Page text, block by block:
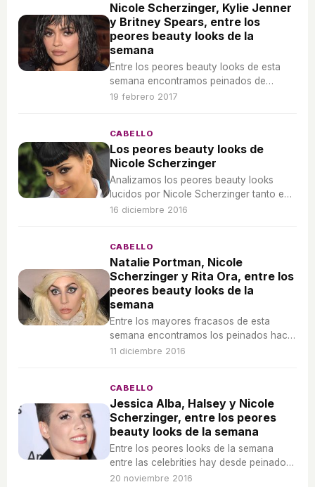
Nicole Scherzinger, Kylie Jenner
y Britney Spears, entre los
peores beauty looks de la
semana
Entre los peores beauty looks de esta
semana encontramos peinados de
efecto mojado y flequillos tupidos.
19 febrero 2017
CABELLO
Los peores beauty looks de
Nicole Scherzinger
Analizamos los peores beauty looks
lucidos por Nicole Scherzinger tanto en
sus compromisos del día a día como en
16 diciembre 2016
CABELLO
Natalie Portman, Nicole
Scherzinger y Rita Ora, entre los
peores beauty looks de la
semana
Entre los mayores fracasos de esta
semana encontramos los peinados hacia
atrás de cabello suelto y el exceso de
11 diciembre 2016
CABELLO
Jessica Alba, Halsey y Nicole
Scherzinger, entre los peores
beauty looks de la semana
Entre los peores looks de la semana
entre las celebrities hay desde peinados
encrespados pasando por maquillaje mal
20 noviembre 2016